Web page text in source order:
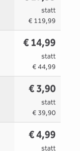
statt
€ 119,99
€ 14,99
statt
€ 44,99
€ 3,90
statt
€ 39,90
€ 4,99
statt